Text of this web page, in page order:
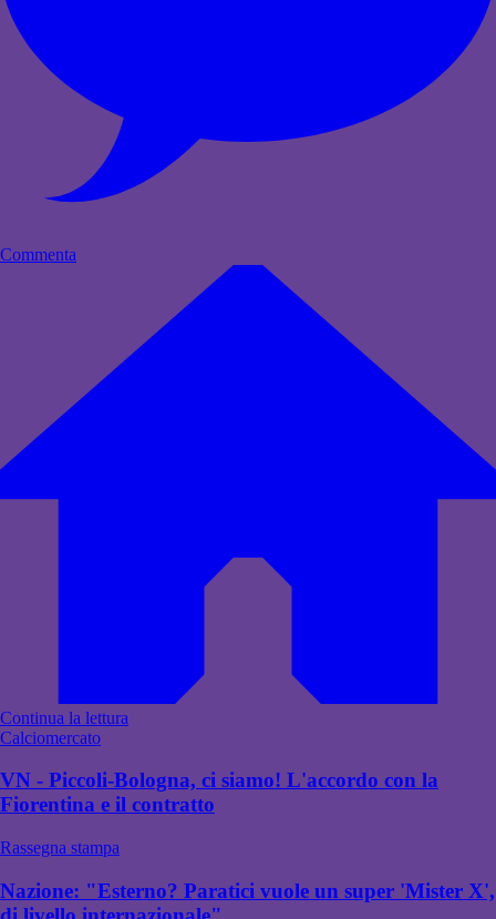
Commenta
Continua la lettura
Calciomercato
VN - Piccoli-Bologna, ci siamo! L'accordo con la
Fiorentina e il contratto
Rassegna stampa
Nazione: "Esterno? Paratici vuole un super 'Mister X',